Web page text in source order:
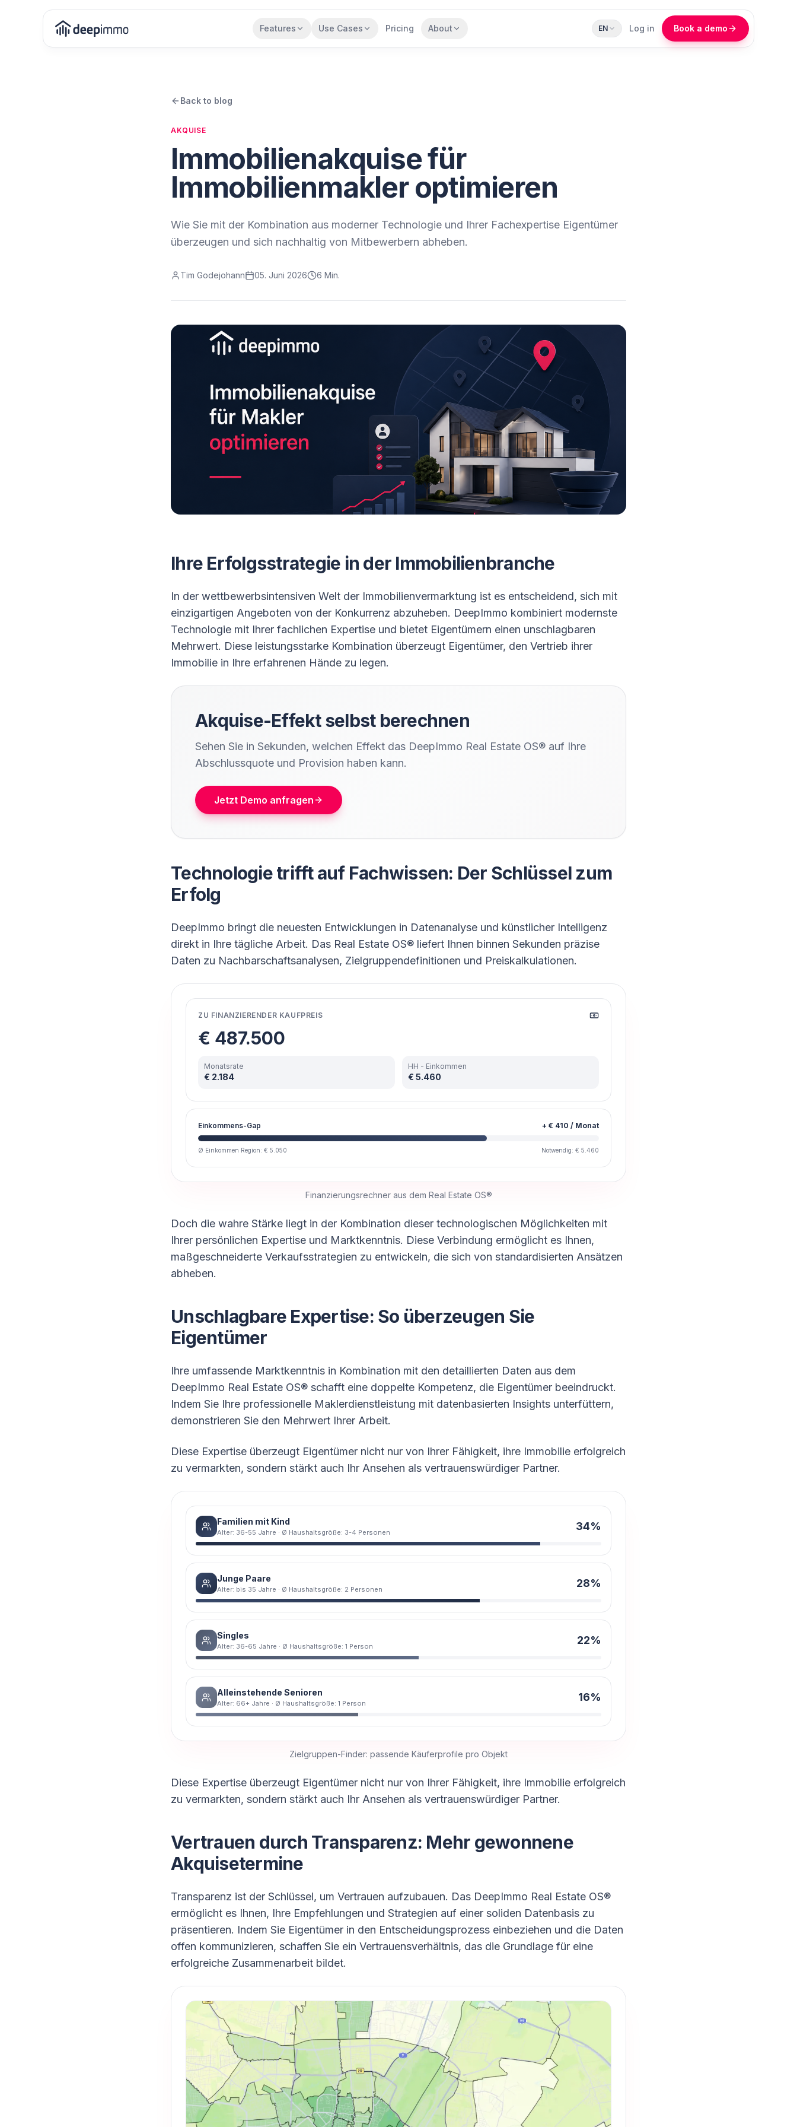
Features Use Cases Pricing About EN Log in Book a demo
Back to blog
AKQUISE
Immobilienakquise für
Immobilienmakler optimieren
Wie Sie mit der Kombination aus moderner Technologie und Ihrer Fachexpertise Eigentümer
überzeugen und sich nachhaltig von Mitbewerbern abheben.
Tim Godejohann 05. Juni 2026 6 Min.
Ihre Erfolgsstrategie in der Immobilienbranche
In der wettbewerbsintensiven Welt der Immobilienvermarktung ist es entscheidend, sich mit
einzigartigen Angeboten von der Konkurrenz abzuheben. DeepImmo kombiniert modernste
Technologie mit Ihrer fachlichen Expertise und bietet Eigentümern einen unschlagbaren
Mehrwert. Diese leistungsstarke Kombination überzeugt Eigentümer, den Vertrieb ihrer
Immobilie in Ihre erfahrenen Hände zu legen.
Akquise-Effekt selbst berechnen
Sehen Sie in Sekunden, welchen Effekt das DeepImmo Real Estate OS® auf Ihre
Abschlussquote und Provision haben kann.
Jetzt Demo anfragen
Technologie trifft auf Fachwissen: Der Schlüssel zum
Erfolg
DeepImmo bringt die neuesten Entwicklungen in Datenanalyse und künstlicher Intelligenz
direkt in Ihre tägliche Arbeit. Das Real Estate OS® liefert Ihnen binnen Sekunden präzise
Daten zu Nachbarschaftsanalysen, Zielgruppendefinitionen und Preiskalkulationen.
ZU FINANZIERENDER KAUFPREIS
€ 487.500
Monatsrate
€ 2.184
HH - Einkommen
€ 5.460
Einkommens-Gap + € 410 / Monat
Ø Einkommen Region: € 5.050 Notwendig: € 5.460
Finanzierungsrechner aus dem Real Estate OS®
Doch die wahre Stärke liegt in der Kombination dieser technologischen Möglichkeiten mit
Ihrer persönlichen Expertise und Marktkenntnis. Diese Verbindung ermöglicht es Ihnen,
maßgeschneiderte Verkaufsstrategien zu entwickeln, die sich von standardisierten Ansätzen
abheben.
Unschlagbare Expertise: So überzeugen Sie
Eigentümer
Ihre umfassende Marktkenntnis in Kombination mit den detaillierten Daten aus dem
DeepImmo Real Estate OS® schafft eine doppelte Kompetenz, die Eigentümer beeindruckt.
Indem Sie Ihre professionelle Maklerdienstleistung mit datenbasierten Insights unterfüttern,
demonstrieren Sie den Mehrwert Ihrer Arbeit.
Diese Expertise überzeugt Eigentümer nicht nur von Ihrer Fähigkeit, ihre Immobilie erfolgreich
zu vermarkten, sondern stärkt auch Ihr Ansehen als vertrauenswürdiger Partner.
Familien mit Kind
Alter: 36-55 Jahre · Ø Haushaltsgröße: 3-4 Personen 34%
Junge Paare
Alter: bis 35 Jahre · Ø Haushaltsgröße: 2 Personen 28%
Singles
Alter: 36-65 Jahre · Ø Haushaltsgröße: 1 Person 22%
Alleinstehende Senioren
Alter: 66+ Jahre · Ø Haushaltsgröße: 1 Person 16%
Zielgruppen-Finder: passende Käuferprofile pro Objekt
Diese Expertise überzeugt Eigentümer nicht nur von Ihrer Fähigkeit, ihre Immobilie erfolgreich
zu vermarkten, sondern stärkt auch Ihr Ansehen als vertrauenswürdiger Partner.
Vertrauen durch Transparenz: Mehr gewonnene
Akquisetermine
Transparenz ist der Schlüssel, um Vertrauen aufzubauen. Das DeepImmo Real Estate OS®
ermöglicht es Ihnen, Ihre Empfehlungen und Strategien auf einer soliden Datenbasis zu
präsentieren. Indem Sie Eigentümer in den Entscheidungsprozess einbeziehen und die Daten
offen kommunizieren, schaffen Sie ein Vertrauensverhältnis, das die Grundlage für eine
erfolgreiche Zusammenarbeit bildet.